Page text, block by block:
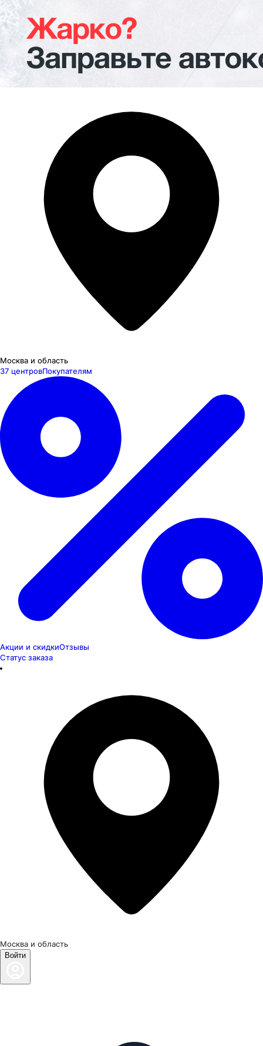
Москва и область
37 центровПокупателям
Акции и скидкиОтзывы
Статус заказа
Москва и область
Войти